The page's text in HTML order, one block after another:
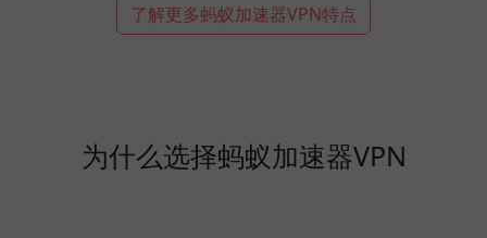
了解更多蚂蚁加速器VPN特点
为什么选择蚂蚁加速器VPN